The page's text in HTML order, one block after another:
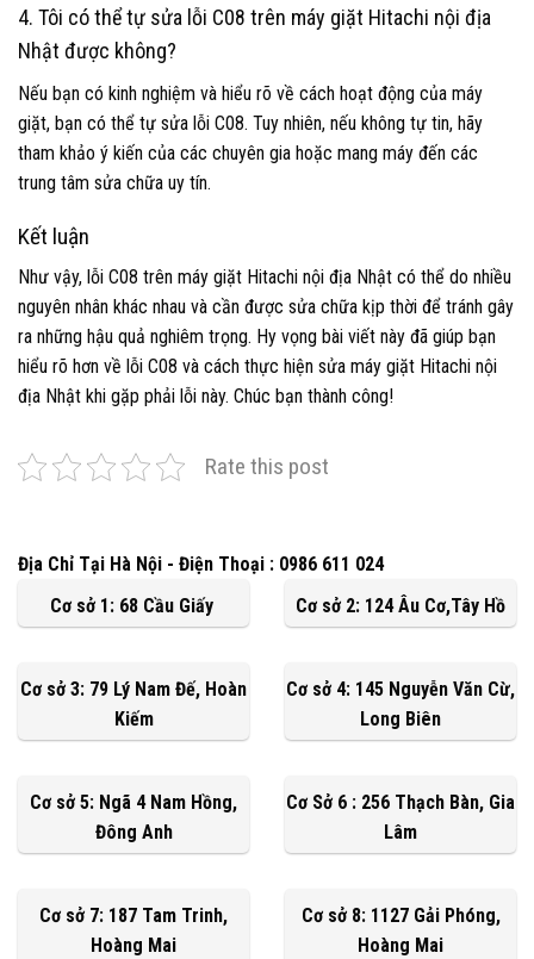
4. Tôi có thể tự sửa lỗi C08 trên máy giặt Hitachi nội địa
Nhật được không?
Nếu bạn có kinh nghiệm và hiểu rõ về cách hoạt động của máy
giặt, bạn có thể tự sửa lỗi C08. Tuy nhiên, nếu không tự tin, hãy
tham khảo ý kiến của các chuyên gia hoặc mang máy đến các
trung tâm sửa chữa uy tín.
Kết luận
Như vậy, lỗi C08 trên máy giặt Hitachi nội địa Nhật có thể do nhiều
nguyên nhân khác nhau và cần được sửa chữa kịp thời để tránh gây
ra những hậu quả nghiêm trọng. Hy vọng bài viết này đã giúp bạn
hiểu rõ hơn về lỗi C08 và cách thực hiện sửa máy giặt Hitachi nội
địa Nhật khi gặp phải lỗi này. Chúc bạn thành công!
Rate this post
Địa Chỉ Tại Hà Nội - Điện Thoại : 0986 611 024
Cơ sở 1: 68 Cầu Giấy
Cơ sở 2: 124 Âu Cơ,Tây Hồ
Cơ sở 3: 79 Lý Nam Đế, Hoàn
Kiếm
Cơ sở 4: 145 Nguyễn Văn Cừ,
Long Biên
Cơ sở 5: Ngã 4 Nam Hồng,
Đông Anh
Cơ Sở 6 : 256 Thạch Bàn, Gia
Lâm
Cơ sở 7: 187 Tam Trinh,
Hoàng Mai
Cơ sở 8: 1127 Gải Phóng,
Hoàng Mai